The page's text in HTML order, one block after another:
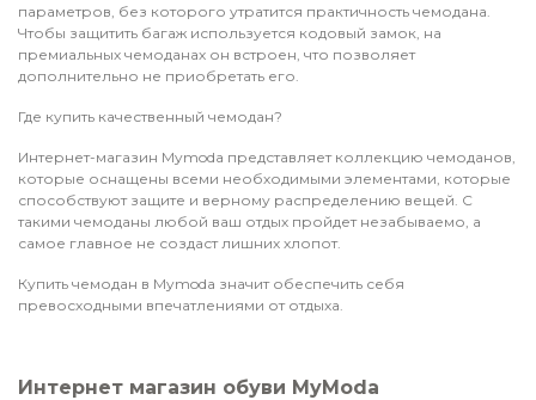
параметров, без которого утратится практичность чемодана.
Чтобы защитить багаж используется кодовый замок, на
премиальных чемоданах он встроен, что позволяет
дополнительно не приобретать его.
Где купить качественный чемодан?
Интернет-магазин Mymoda представляет коллекцию чемоданов,
которые оснащены всеми необходимыми элементами, которые
способствуют защите и верному распределению вещей. С
такими чемоданы любой ваш отдых пройдет незабываемо, а
самое главное не создаст лишних хлопот.
Купить чемодан в Mymoda значит обеспечить себя
превосходными впечатлениями от отдыха.
Интернет магазин обуви MyModa